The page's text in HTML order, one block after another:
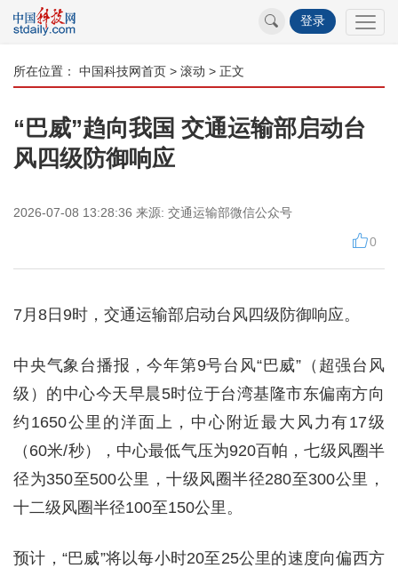
登录
所在位置： 中国科技网首页 > 滚动 > 正文
“巴威”趋向我国 交通运输部启动台
风四级防御响应
2026-07-08 13:28:36 来源: 交通运输部微信公众号
0
7月8日9时，交通运输部启动台风四级防御响应。
中央气象台播报，今年第9号台风“巴威”（超强台风
级）的中心今天早晨5时位于台湾基隆市东偏南方向
约1650公里的洋面上，中心附近最大风力有17级
（60米/秒），中心最低气压为920百帕，七级风圈半
径为350至500公里，十级风圈半径280至300公里，
十二级风圈半径100至150公里。
预计，“巴威”将以每小时20至25公里的速度向偏西方